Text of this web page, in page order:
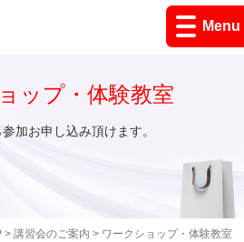
Menu
> 講習会のご案内 > ワークショップ・体験教室
ップ・体験教室
加お申し込み頂けます。